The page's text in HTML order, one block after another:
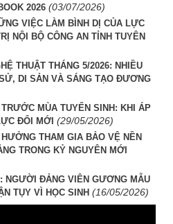
2026 (03/07/2026)
VIỆC LÀM BÌNH DỊ CỦA LỰC
NỘI BỘ CÔNG AN TỈNH TUYÊN
THUẬT THÁNG 5/2026: NHIỀU
DI SẢN VÀ SÁNG TẠO ĐƯƠNG
MÙA TUYỂN SINH: KHI ÁP
ĐỔI MỚI (29/05/2026)
THAM GIA BẢO VỆ NỀN
TRONG KỶ NGUYÊN MỚI
NGƯỜI ĐẢNG VIÊN GƯƠNG MẪU
TỤY VÌ HỌC SINH (16/05/2026)